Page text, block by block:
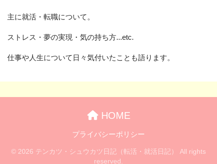
主に就活・転職について。
ストレス・夢の実現・気の持ち方...etc.
仕事や人生について日々気付いたことも語ります。
HOME
プライバシーポリシー
© 2026 テンカツ・シュウカツ日記（転活・就活日記） All rights
reserved.